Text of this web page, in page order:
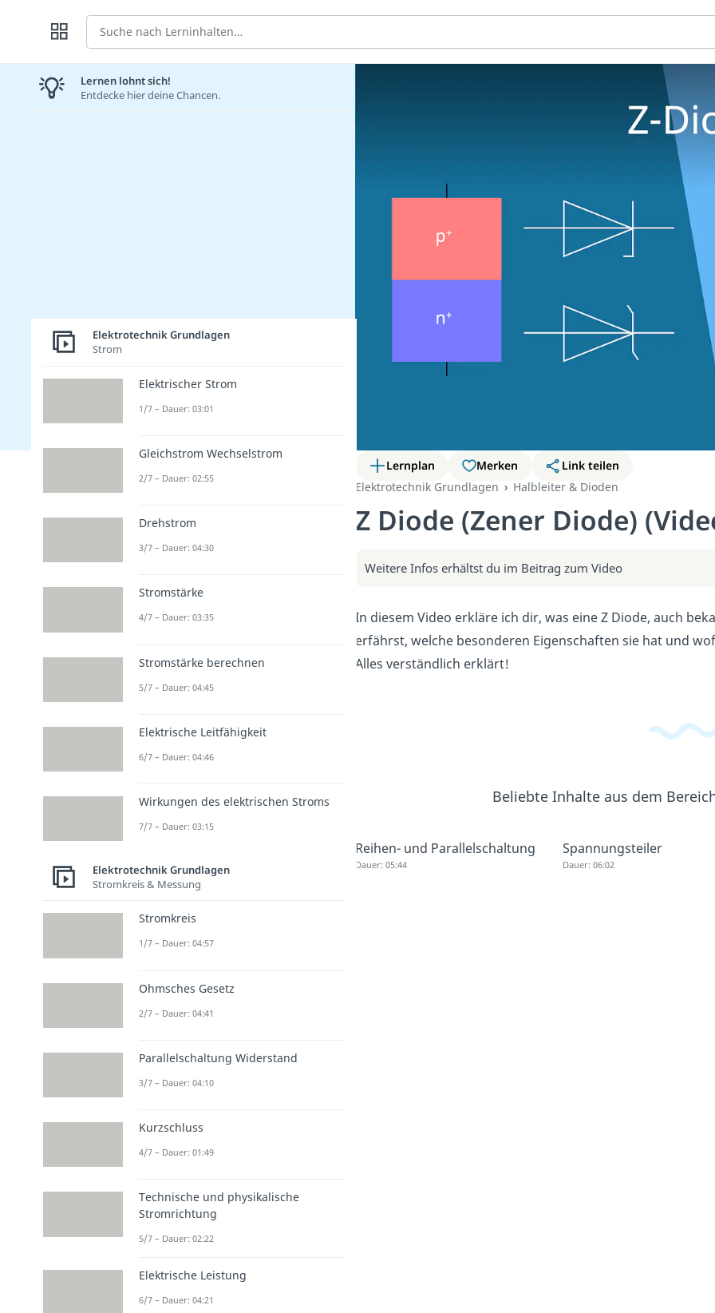
Suche
Lernplan Merken
Link teilen
Elektrotechnik Grundlagen
Halbleiter & Dioden
Z Diode (Zener Diode)
Weitere Infos erhältst du im Beitrag zum Video
In diesem Video erkläre ich dir, was eine Z Diode, auch
erfährst, welche besonderen Eigenschaften sie hat und
Alles verständlich erklärt!
Beliebte Inhalte aus dem
Reihen- und Parallelschaltung
Dauer: 05:44
Spannungsteiler
Dauer: 06:02
Lernen lohnt sich!
Entdecke hier deine Chancen.
Elektrotechnik Grundlagen
Strom
Elektrischer Strom
1/7 – Dauer: 03:01
Gleichstrom Wechselstrom
2/7 – Dauer: 02:55
Drehstrom
3/7 – Dauer: 04:30
Stromstärke
4/7 – Dauer: 03:35
Stromstärke berechnen
5/7 – Dauer: 04:45
Elektrische Leitfähigkeit
6/7 – Dauer: 04:46
Wirkungen des elektrischen Stroms
7/7 – Dauer: 03:15
Elektrotechnik Grundlagen
Stromkreis & Messung
Stromkreis
1/7 – Dauer: 04:57
Ohmsches Gesetz
2/7 – Dauer: 04:41
Parallelschaltung Widerstand
3/7 – Dauer: 04:10
Kurzschluss
4/7 – Dauer: 01:49
Technische und physikalische
Stromrichtung
5/7 – Dauer: 02:22
Elektrische Leistung
6/7 – Dauer: 04:21